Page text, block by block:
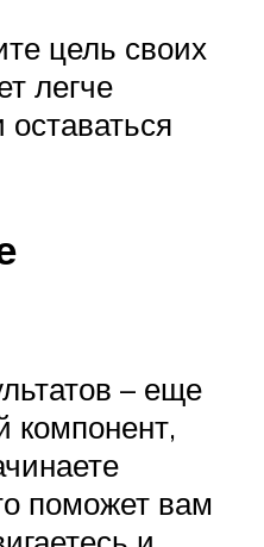
цель своих
легче
оставаться
– еще
компонент,
поможет вам